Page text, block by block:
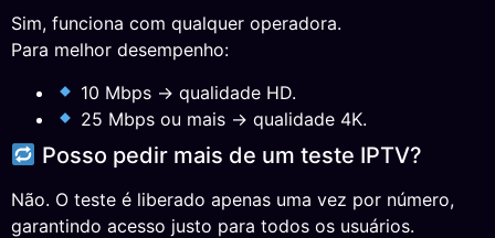
Sim, funciona com qualquer operadora.
Para melhor desempenho:
10 Mbps → qualidade HD.
25 Mbps ou mais → qualidade 4K.
Posso pedir mais de um teste IPTV?
Não. O teste é liberado apenas uma vez por número,
garantindo acesso justo para todos os usuários.